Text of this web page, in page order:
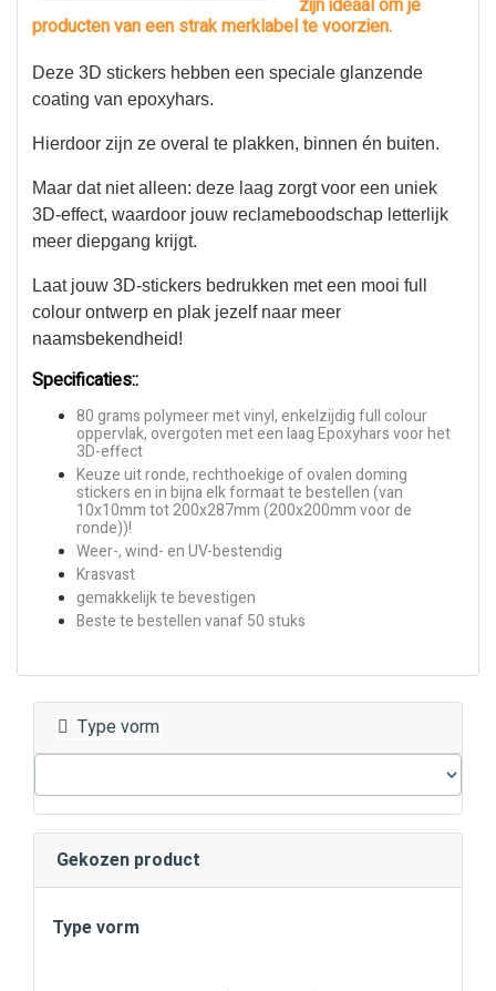
zijn ideaal om je
producten van een strak merklabel te voorzien.
Deze 3D stickers hebben een speciale glanzende
coating van epoxyhars.
Hierdoor zijn ze overal te plakken, binnen én buiten.
Maar dat niet alleen: deze laag zorgt voor een uniek
3D-effect, waardoor jouw reclameboodschap letterlijk
meer diepgang krijgt.
Laat jouw 3D-stickers bedrukken met een mooi full
colour ontwerp en plak jezelf naar meer
naamsbekendheid!
Specificaties::
80 grams polymeer met vinyl, enkelzijdig full colour
oppervlak, overgoten met een laag Epoxyhars voor het
3D-effect
Keuze uit ronde, rechthoekige of ovalen doming
stickers en in bijna elk formaat te bestellen (van
10x10mm tot 200x287mm (200x200mm voor de
ronde))!
Weer-, wind- en UV-bestendig
Krasvast
gemakkelijk te bevestigen
Beste te bestellen vanaf 50 stuks
Type vorm
Gekozen product
Type vorm